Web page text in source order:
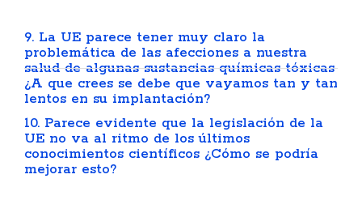
9. La UE parece tener muy claro la
problemática de las afecciones a nuestra
salud de algunas sustancias químicas tóxicas
¿A que crees se debe que vayamos tan y tan
lentos en su implantación?
10. Parece evidente que la legislación de la
UE no va al ritmo de los últimos
conocimientos científicos ¿Cómo se podría
mejorar esto?